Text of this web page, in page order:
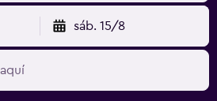
sáb. 15/8